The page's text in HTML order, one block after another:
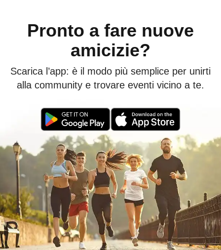
Pronto a fare nuove
amicizie?
Scarica l’app: è il modo più semplice per unirti
alla community e trovare eventi vicino a te.